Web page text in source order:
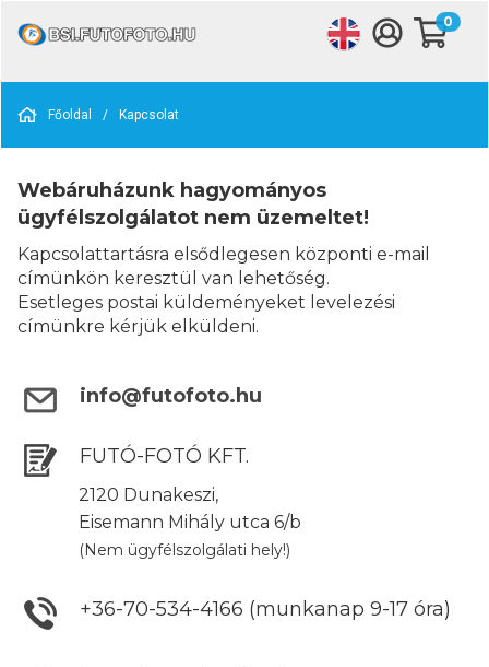
0
Főoldal / Kapcsolat
Webáruházunk hagyományos
ügyfélszolgálatot nem üzemeltet!
Kapcsolattartásra elsődlegesen központi e-mail
címünkön keresztül van lehetőség.
Esetleges postai küldeményeket levelezési
címünkre kérjük elküldeni.
info@futofoto.hu
FUTÓ-FOTÓ KFT.
2120 Dunakeszi,
Eisemann Mihály utca 6/b
(Nem ügyfélszolgálati hely!)
+36-70-534-4166 (munkanap 9-17 óra)